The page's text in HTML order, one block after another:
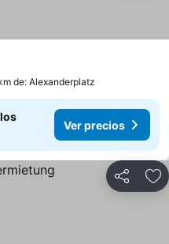
de: Alexanderplatz
Ver precios
Compartir